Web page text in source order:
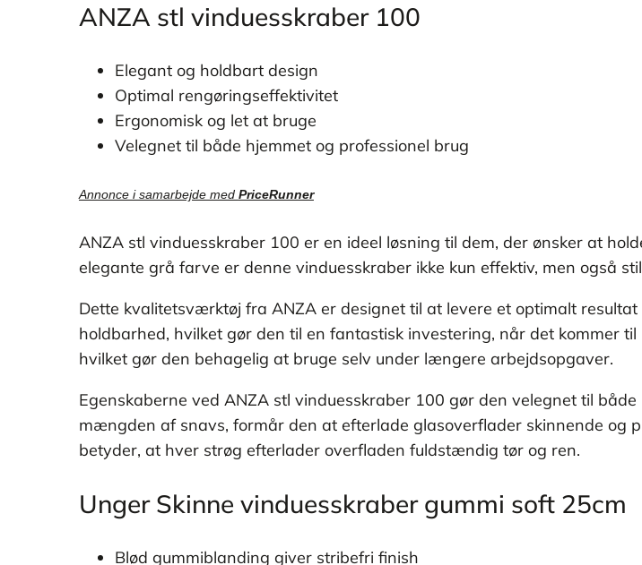
ANZA stl vinduesskraber 100
Elegant og holdbart design
Optimal rengøringseffektivitet
Ergonomisk og let at bruge
Velegnet til både hjemmet og professionel brug
Annonce i samarbejde med PriceRunner
ANZA stl vinduesskraber 100 er en ideel løsning til dem, der ønsker at
elegante grå farve er denne vinduesskraber ikke kun effektiv, men også
Dette kvalitetsværktøj fra ANZA er designet til at levere et optimalt
holdbarhed, hvilket gør den til en fantastisk investering, når det kommer
hvilket gør den behagelig at bruge selv under længere arbejdsopgaver.
Egenskaberne ved ANZA stl vinduesskraber 100 gør den velegnet til
mængden af snavs, formår den at efterlade glasoverflader skinnende og
betyder, at hver strøg efterlader overfladen fuldstændig tør og ren.
Unger Skinne vinduesskraber gummi soft 25cm
Blød gummiblanding giver stribefri finish